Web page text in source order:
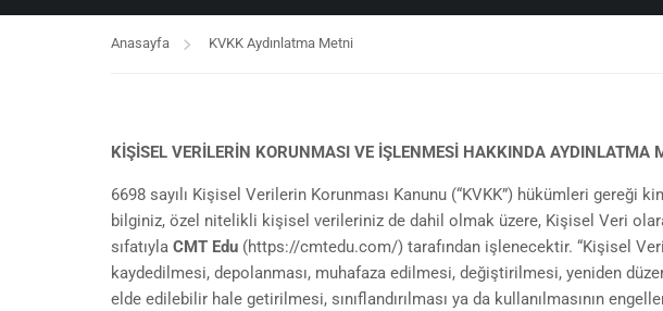
Anasayfa KVKK Aydınlatma Metni
KİŞİSEL VERİLERİN KORUNMASI VE İŞLENMESİ HAKKINDA AYDINLATMA
6698 sayılı Kişisel Verilerin Korunması Kanunu (“KVKK”) hükümleri gereği
bilginiz, özel nitelikli kişisel verileriniz de dahil olmak üzere, Kişisel Veri
sıfatıyla CMT Edu (https://cmtedu.com/) tarafından işlenecektir. “Kişisel
kaydedilmesi, depolanması, muhafaza edilmesi, değiştirilmesi, yeniden
elde edilebilir hale getirilmesi, sınıflandırılması ya da kullanılmasının